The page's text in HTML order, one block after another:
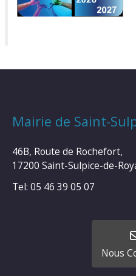
Mairie de Saint-
46B, Route de Rochefort,
17200 Saint-Sulpice-de-
Tel: 05 46 39 05 07
Nous